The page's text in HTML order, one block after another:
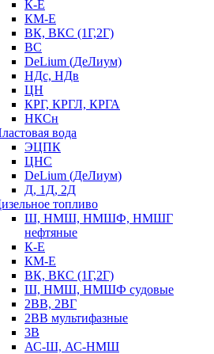
К-Е
КМ-Е
ВК, ВКС (1Г,2Г)
ВС
DeLium (ДеЛиум)
НДс, НДв
ЦН
КРГ, КРГЛ, КРГА
НКСн
вода
ЭЦПК
ЦНС
DeLium (ДеЛиум)
Д, 1Д, 2Д
топливо
Ш, НМШ, НМШФ, НМШГ
нефтяные
К-Е
КМ-Е
ВК, ВКС (1Г,2Г)
Ш, НМШ, НМШФ судовые
2ВВ, 2ВГ
2ВВ мультифазные
3В
АС-Ш, АС-НМШ